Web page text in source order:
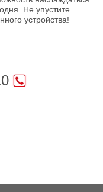
Не упустите
устройства!